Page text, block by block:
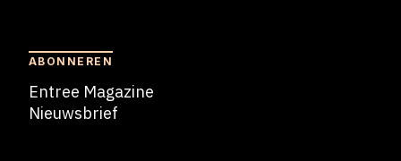
ABONNEREN
Entree Magazine
Nieuwsbrief